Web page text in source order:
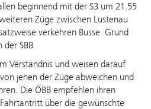
beginnend mit der S3 um 21.55
Züge zwischen Lustenau
verkehren Busse. Grund
der SBB
Verständnis und weisen darauf
jenen der Züge abweichen und
Die ÖBB empfehlen ihren
über die gewünschte